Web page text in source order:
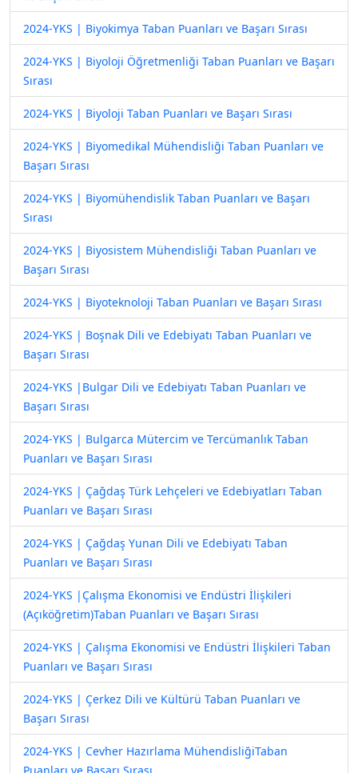
2024-YKS | Biyokimya Taban Puanları ve Başarı Sırası
2024-YKS | Biyoloji Öğretmenliği Taban Puanları ve Başarı
Sırası
2024-YKS | Biyoloji Taban Puanları ve Başarı Sırası
2024-YKS | Biyomedikal Mühendisliği Taban Puanları ve
Başarı Sırası
2024-YKS | Biyomühendislik Taban Puanları ve Başarı
Sırası
2024-YKS | Biyosistem Mühendisliği Taban Puanları ve
Başarı Sırası
2024-YKS | Biyoteknoloji Taban Puanları ve Başarı Sırası
2024-YKS | Boşnak Dili ve Edebiyatı Taban Puanları ve
Başarı Sırası
2024-YKS |Bulgar Dili ve Edebiyatı Taban Puanları ve
Başarı Sırası
2024-YKS | Bulgarca Mütercim ve Tercümanlık Taban
Puanları ve Başarı Sırası
2024-YKS | Çağdaş Türk Lehçeleri ve Edebiyatları Taban
Puanları ve Başarı Sırası
2024-YKS | Çağdaş Yunan Dili ve Edebiyatı Taban
Puanları ve Başarı Sırası
2024-YKS |Çalışma Ekonomisi ve Endüstri İlişkileri
(Açıköğretim)Taban Puanları ve Başarı Sırası
2024-YKS | Çalışma Ekonomisi ve Endüstri İlişkileri Taban
Puanları ve Başarı Sırası
2024-YKS | Çerkez Dili ve Kültürü Taban Puanları ve
Başarı Sırası
2024-YKS | Cevher Hazırlama MühendisliğiTaban